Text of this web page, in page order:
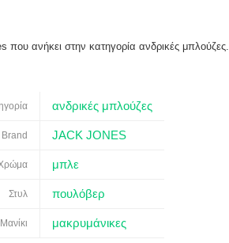
ανήκει στην κατηγορία ανδρικές μπλούζες.
ανδρικές μπλούζες
Brand JACK JONES
μπλε
Στυλ πουλόβερ
Μανίκι μακρυμάνικες